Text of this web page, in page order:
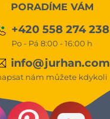
PORADÍME VÁM
+420 558 274 238
Po - Pá 8:00 - 16:00 h
info@jurhan.com
nám můžete kdykoli